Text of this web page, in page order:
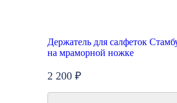
Держатель для салфеток
на мраморной ножке
2 200 ₽